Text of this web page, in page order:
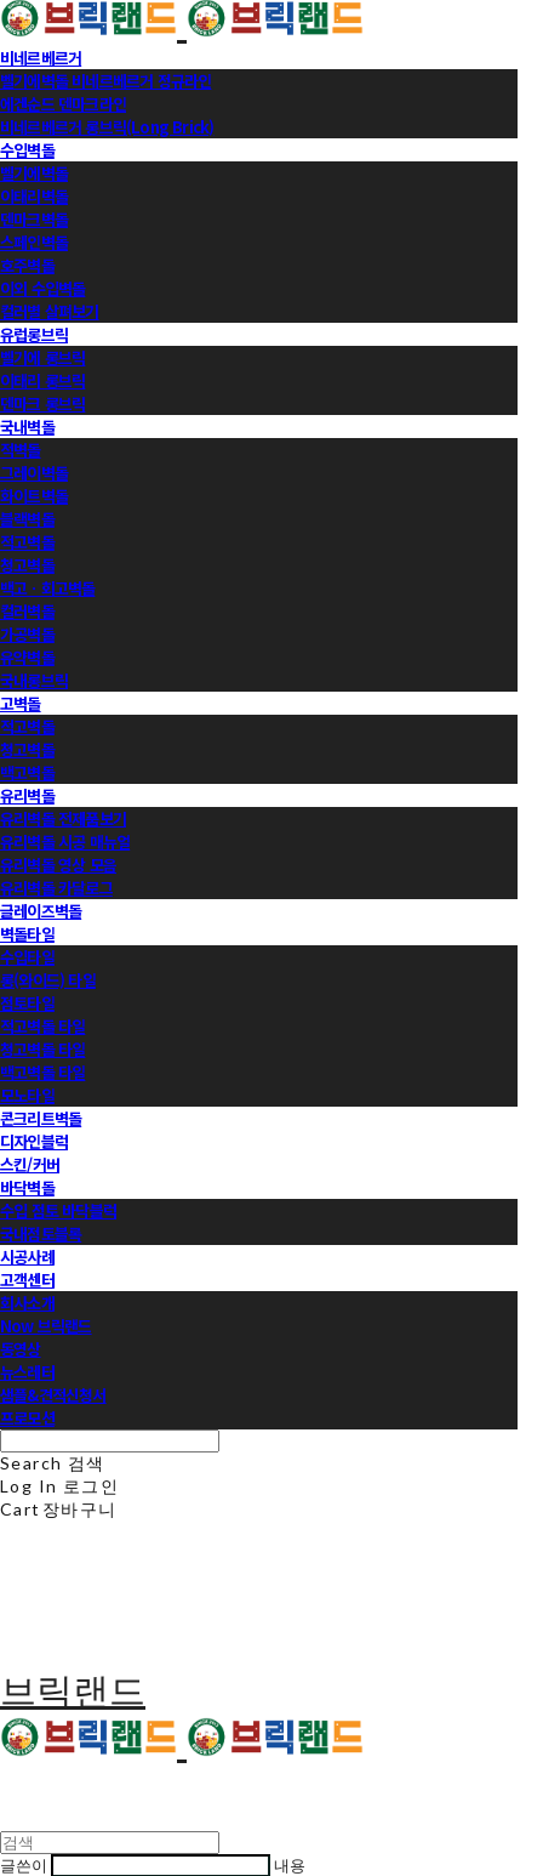
비네르베르거
벨기에벽돌 비네르베르거 정규라인
에겐순드 덴마크라인
비네르베르거 롱브릭(Long Brick)
수입벽돌
벨기에벽돌
이태리벽돌
덴마크벽돌
스페인벽돌
호주벽돌
이외 수입벽돌
컬러별 살펴보기
유럽롱브릭
벨기에 롱브릭
이태리 롱브릭
덴마크 롱브릭
국내벽돌
적벽돌
그레이벽돌
화이트벽돌
블랙벽돌
적고벽돌
청고벽돌
백고ㆍ회고벽돌
컬러벽돌
가공벽돌
유약벽돌
국내롱브릭
고벽돌
적고벽돌
청고벽돌
백고벽돌
유리벽돌
유리벽돌 전제품보기
유리벽돌 시공 매뉴얼
유리벽돌 영상 모음
유리벽돌 카달로그
글레이즈벽돌
벽돌타일
수입타일
롱(와이드) 타일
점토타일
적고벽돌 타일
청고벽돌 타일
백고벽돌 타일
모노타일
콘크리트벽돌
디자인블럭
스킨/커버
바닥벽돌
수입 점토 바닥블럭
국내점토블록
시공사례
고객센터
회사소개
Now 브릭랜드
동영상
뉴스레터
샘플&견적신청서
프로모션
Search 검색
Log In 로그인
Cart 장바구니
브릭랜드
글쓴이 내용